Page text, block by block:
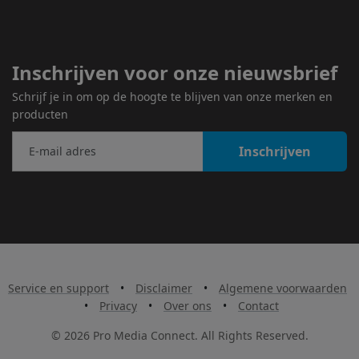
Inschrijven voor onze nieuwsbrief
Schrijf je in om op de hoogte te blijven van onze merken en
producten
Inschrijven
Service en support • Disclaimer •
Algemene voorwaarden
•
Privacy • Over ons •
Contact
© 2026 Pro Media Connect. All Rights Reserved.